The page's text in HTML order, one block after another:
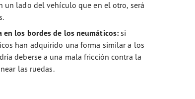
un lado del vehículo que en el otro, será
en los bordes de los neumáticos: si
han adquirido una forma similar a los
deberse a una mala fricción contra la
las ruedas.